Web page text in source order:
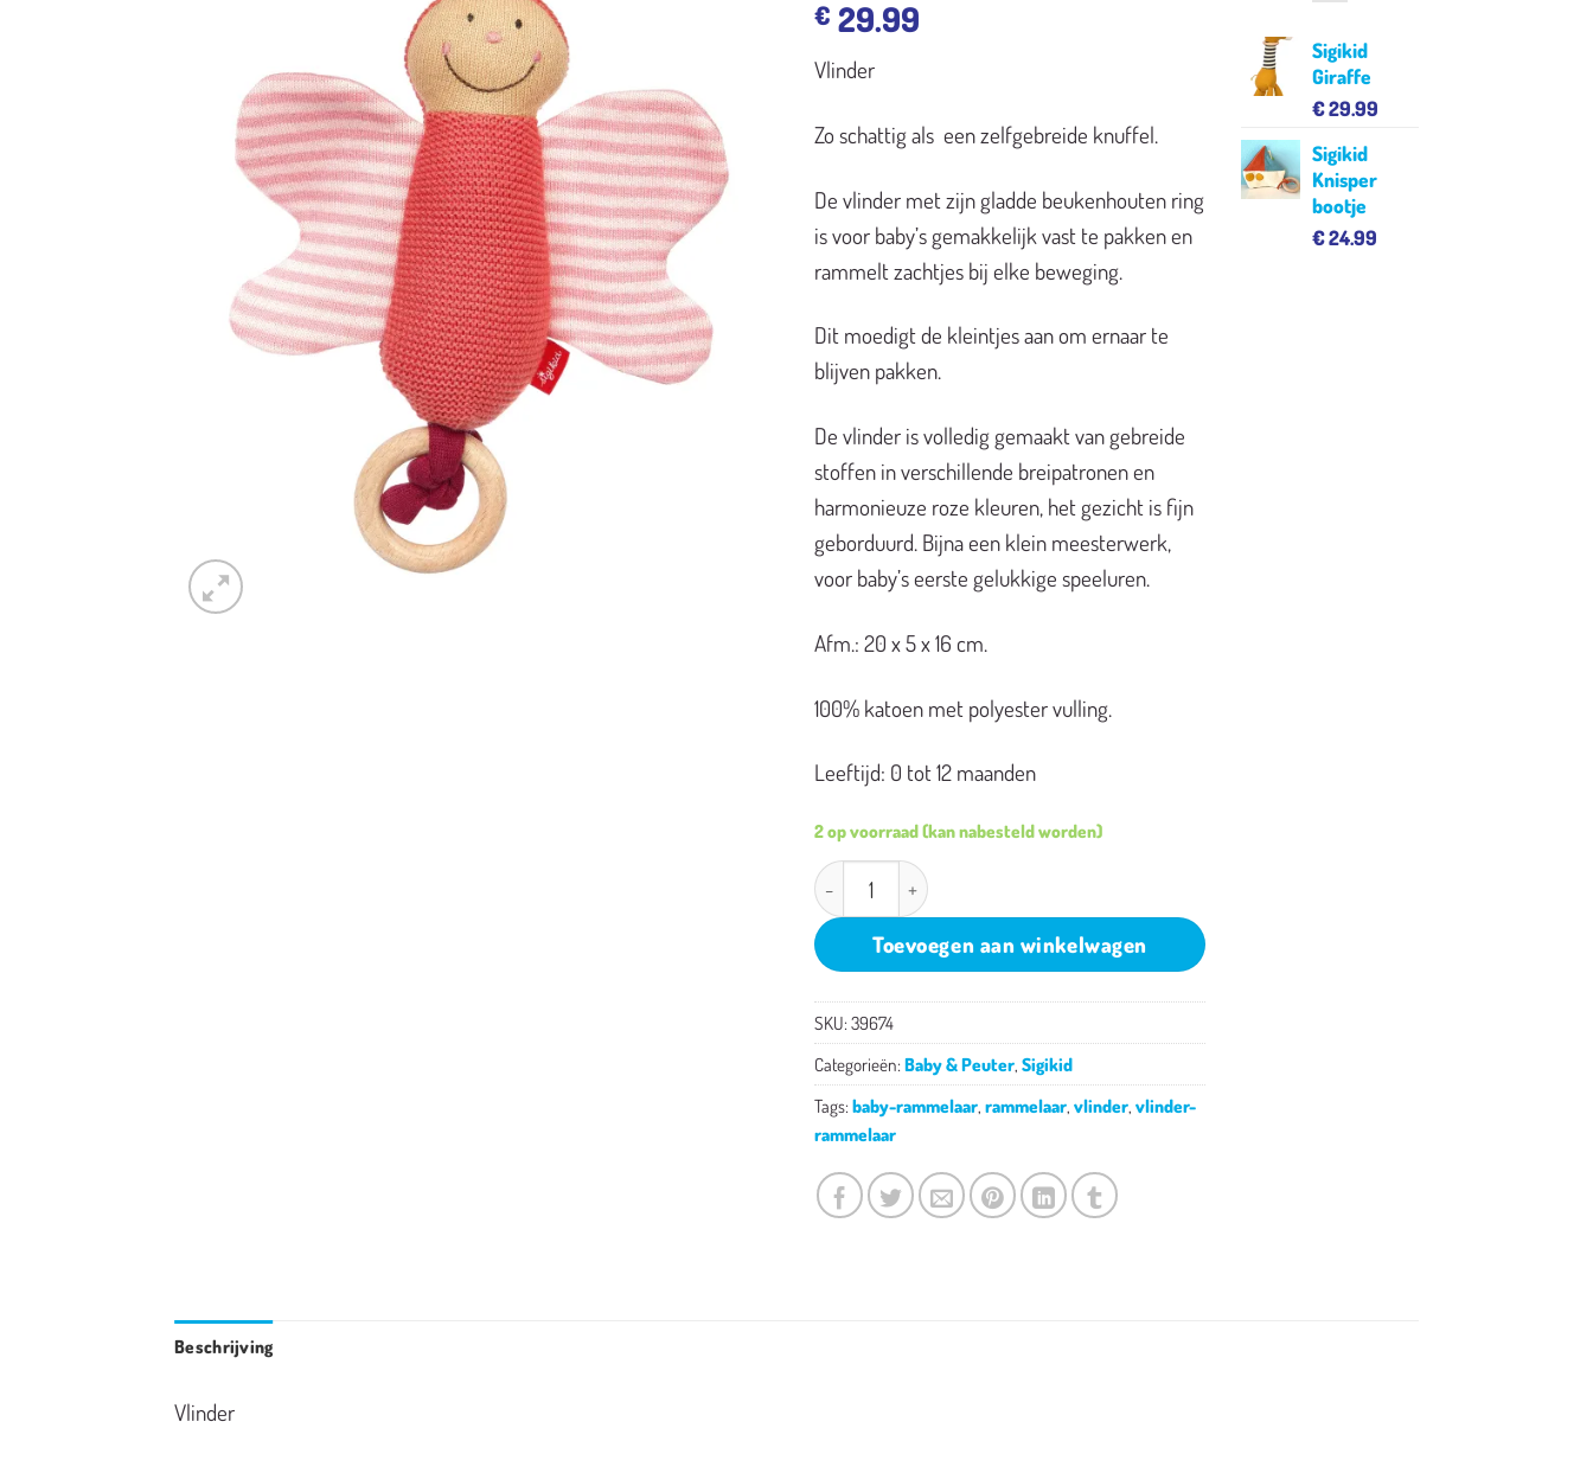
€ 29.99
Vlinder
Zo schattig als een zelfgebreide knuffel.
De vlinder met zijn gladde beukenhouten ring
is voor baby’s gemakkelijk vast te pakken en
rammelt zachtjes bij elke beweging.
Dit moedigt de kleintjes aan om ernaar te
blijven pakken.
De vlinder is volledig gemaakt van gebreide
stoffen in verschillende breipatronen en
harmonieuze roze kleuren, het gezicht is fijn
geborduurd. Bijna een klein meesterwerk,
voor baby’s eerste gelukkige speeluren.
Afm.: 20 x 5 x 16 cm.
100% katoen met polyester vulling.
Leeftijd: 0 tot 12 maanden
2 op voorraad (kan nabesteld worden)
Sigikid vlinder aantal
Toevoegen aan winkelwagen
SKU: 39674
Categorieën: Baby & Peuter, Sigikid
Tags: baby-rammelaar, rammelaar, vlinder, vlinder-
rammelaar
Sigikid
Giraffe
€29.99
Sigikid
Knisper
bootje
€24.99
Beschrijving
Vlinder